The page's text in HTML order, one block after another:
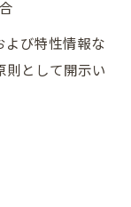
よび特性情報な
則として開示い